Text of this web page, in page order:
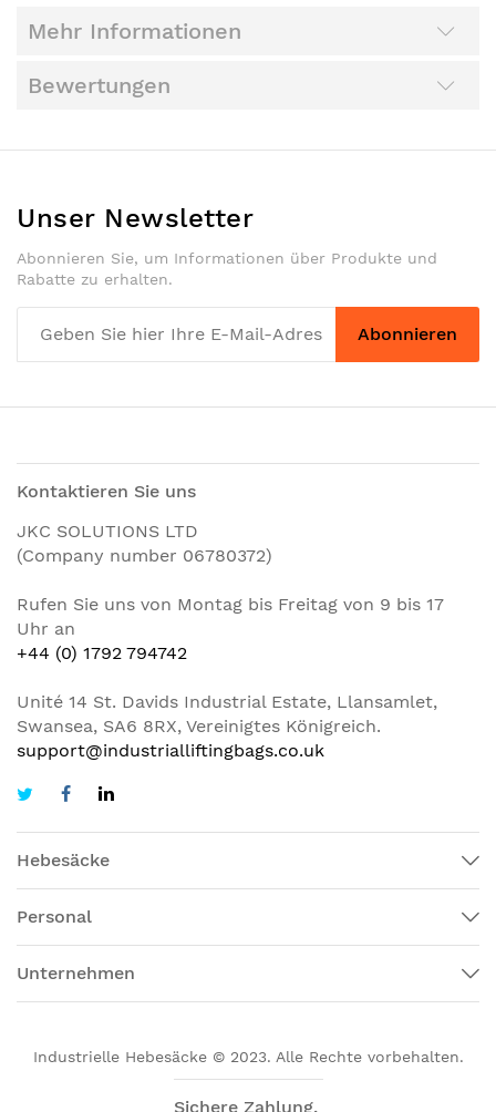
Mehr Informationen
Bewertungen
Unser Newsletter
Abonnieren Sie, um Informationen über Produkte und
Rabatte zu erhalten.
Abonnieren
Kontaktieren Sie uns
JKC SOLUTIONS LTD
(Company number 06780372)
Rufen Sie uns von Montag bis Freitag von 9 bis 17
Uhr an
+44 (0) 1792 794742
Unité 14 St. Davids Industrial Estate, Llansamlet,
Swansea, SA6 8RX, Vereinigtes Königreich.
support@industrialliftingbags.co.uk
Hebesäcke
Personal
Unternehmen
Industrielle Hebesäcke © 2023. Alle Rechte vorbehalten.
Sichere Zahlung.